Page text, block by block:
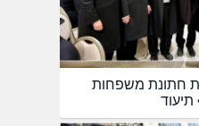
חתונת משפחות